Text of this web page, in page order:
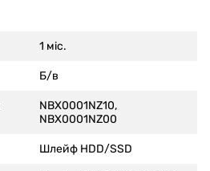
1 міс.
Б/в
NBX0001NZ10,
NBX0001NZ00
Шлейф HDD/SSD